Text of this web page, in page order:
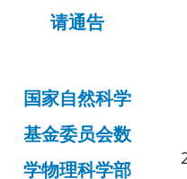
请通告
国家自然科学
基金委员会数
学物理科学部